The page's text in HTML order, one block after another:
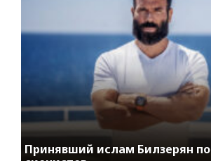
Принявший ислам Билзерян